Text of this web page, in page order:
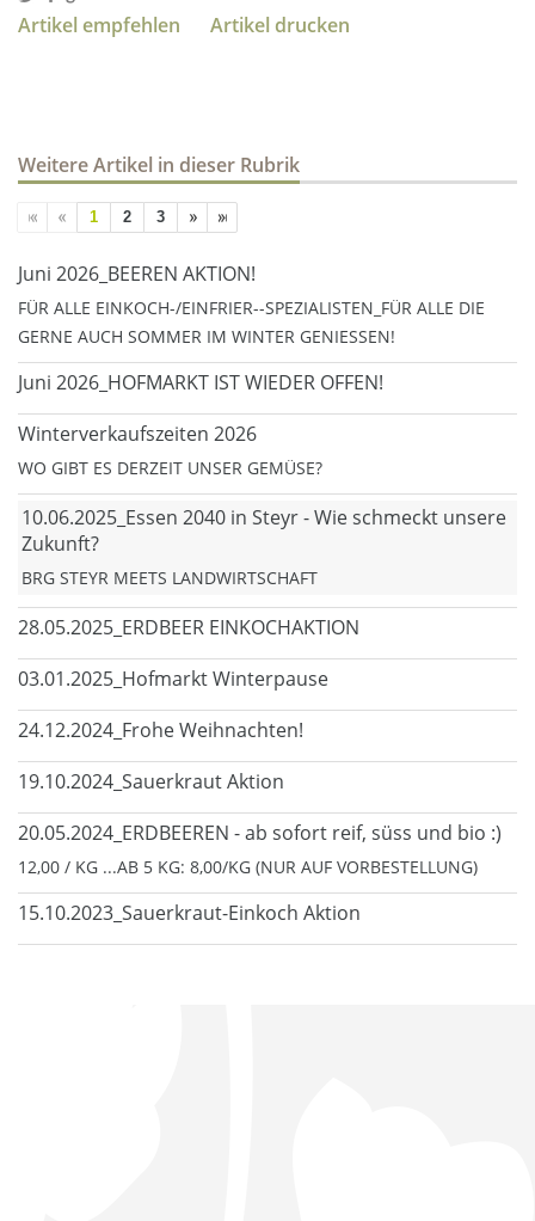
Artikel empfehlen Artikel drucken
Weitere Artikel in dieser Rubrik
1 2 3
Juni 2026_BEEREN AKTION!
FÜR ALLE EINKOCH-/EINFRIER--SPEZIALISTEN_FÜR ALLE DIE
GERNE AUCH SOMMER IM WINTER GENIESSEN!
Juni 2026_HOFMARKT IST WIEDER OFFEN!
Winterverkaufszeiten 2026
WO GIBT ES DERZEIT UNSER GEMÜSE?
10.06.2025_Essen 2040 in Steyr - Wie schmeckt unsere
Zukunft?
BRG STEYR MEETS LANDWIRTSCHAFT
28.05.2025_ERDBEER EINKOCHAKTION
03.01.2025_Hofmarkt Winterpause
24.12.2024_Frohe Weihnachten!
19.10.2024_Sauerkraut Aktion
20.05.2024_ERDBEEREN - ab sofort reif, süss und bio :)
12,00 / KG ...AB 5 KG: 8,00/KG (NUR AUF VORBESTELLUNG)
15.10.2023_Sauerkraut-Einkoch Aktion